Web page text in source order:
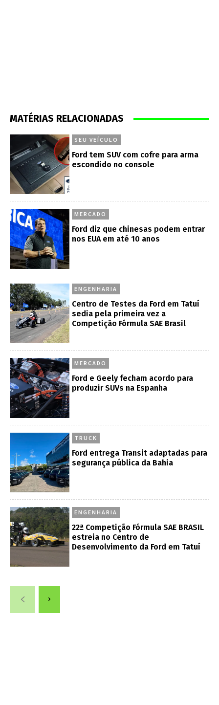
MATÉRIAS RELACIONADAS
SEU VEÍCULO
Ford tem SUV com cofre para arma
escondido no console
MERCADO
Ford diz que chinesas podem entrar
nos EUA em até 10 anos
ENGENHARIA
Centro de Testes da Ford em Tatuí
sedia pela primeira vez a
Competição Fórmula SAE Brasil
MERCADO
Ford e Geely fecham acordo para
produzir SUVs na Espanha
TRUCK
Ford entrega Transit adaptadas para
segurança pública da Bahia
ENGENHARIA
22ª Competição Fórmula SAE BRASIL
estreia no Centro de
Desenvolvimento da Ford em Tatuí